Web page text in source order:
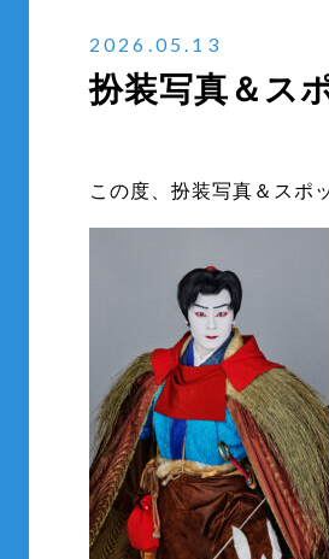
2026.05.13
扮装写真＆ス
この度、扮装写真＆スポ